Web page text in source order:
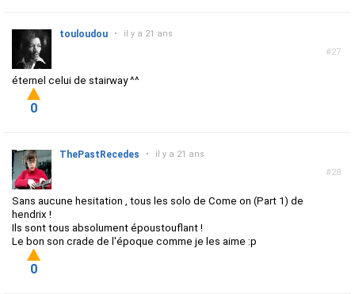
#27
touloudou • il y a 21 ans
éternel celui de stairway ^^
0
#28
ThePastRecedes • il y a 21 ans
Sans aucune hesitation , tous les solo de Come on (Part 1) de
hendrix !
Ils sont tous absolument époustouflant !
Le bon son crade de l'époque comme je les aime :p
0